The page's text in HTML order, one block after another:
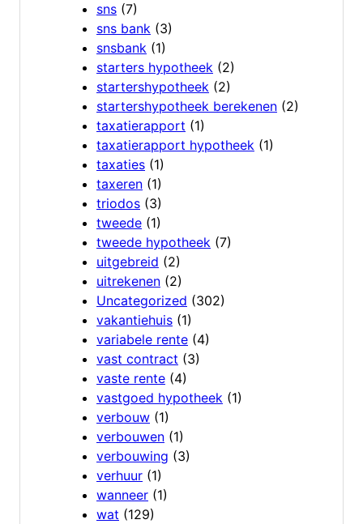
sns (7)
sns bank (3)
snsbank (1)
starters hypotheek (2)
startershypotheek (2)
startershypotheek berekenen (2)
taxatierapport (1)
taxatierapport hypotheek (1)
taxaties (1)
taxeren (1)
triodos (3)
tweede (1)
tweede hypotheek (7)
uitgebreid (2)
uitrekenen (2)
Uncategorized (302)
vakantiehuis (1)
variabele rente (4)
vast contract (3)
vaste rente (4)
vastgoed hypotheek (1)
verbouw (1)
verbouwen (1)
verbouwing (3)
verhuur (1)
wanneer (1)
wat (129)